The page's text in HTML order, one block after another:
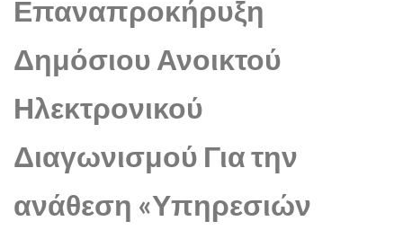
Επαναπροκήρυξη
Δημόσιου Ανοικτού
Ηλεκτρονικού
Διαγωνισμού Για την
ανάθεση «Υπηρεσιών